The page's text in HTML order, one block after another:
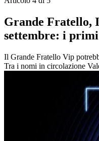
Grande Fratello,
settembre: i
Il Grande Fratello Vip
Tra i nomi in circolazione